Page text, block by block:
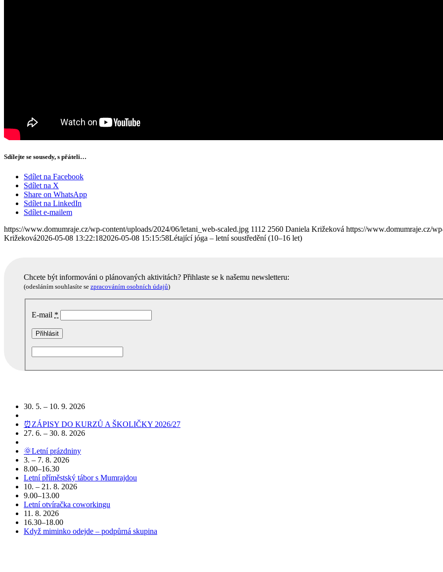
Sdílejte se sousedy, s přáteli…
Sdílet na Facebook
Sdílet na X
Share on WhatsApp
Sdílet na LinkedIn
Sdílet e-mailem
https://www.domumraje.cz/wp-content/uploads/2024/06/letani_web-scaled.jpg 1112 2560 Daniela Križeková https://www.domumraje.cz/
Križeková2026-05-08 13:22:182026-05-08 15:15:58Létající jóga – letní soustředění (10–16 let)
Chcete být informováni o plánovaných aktivitách? Přihlaste se k našemu newsletteru:
(odesláním souhlasíte se zpracováním osobních údajů)
E-mail *
30. 5. – 10. 9. 2026
⏰ZÁPISY DO KURZŮ A ŠKOLIČKY 2026/27
27. 6. – 30. 8. 2026
🌞Letní prázdniny
3. – 7. 8. 2026
8.00–16.30
Letní příměstský tábor s Mumrajdou
10. – 21. 8. 2026
9.00–13.00
Letní otvíračka coworkingu
11. 8. 2026
16.30–18.00
Když miminko odejde – podpůrná skupina